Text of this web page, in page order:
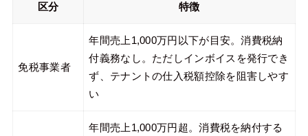
区分 特徴
免税事業者
年間売上1,000万円以下が目安。消費税納
付義務なし。ただしインボイスを発行でき
ず、テナントの仕入税額控除を阻害しやす
い
年間売上1,000万円超。消費税を納付する